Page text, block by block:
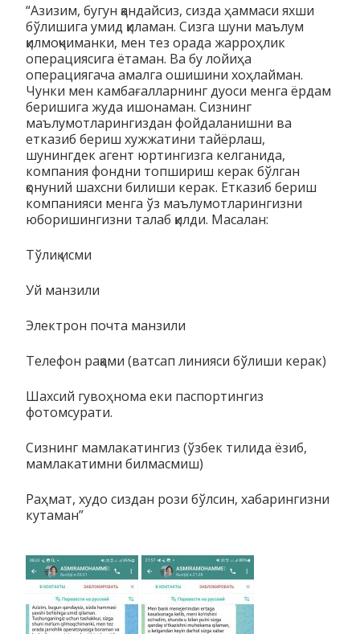
“Азизим, бугун қандайсиз, сизда ҳаммаси яхши
бўлишига умид қиламан. Сизга шуни маълум
қилмоқчиманки, мен тез орада жарроҳлик
операциясига ётаман. Ва бу лойиҳа
операциягача амалга ошишини хоҳлайман.
Чунки мен камбағалларнинг дуоси менга ёрдам
беришига жуда ишонаман. Сизнинг
маълумотларингиздан фойдаланишни ва
етказиб бериш хужжатини тайёрлаш,
шунингдек агент юртингизга келганида,
компания фондни топшириш керак бўлган
қонуний шахсни билиши керак. Етказиб бериш
компанияси менга ўз маълумотларингизни
юборишингизни талаб қилди. Масалан:
Тўлиқ исми
Уй манзили
Электрон почта манзили
Телефон рақами (ватсап линияси бўлиши керак)
Шахсий гувоҳнома еки паспортингиз
фотомсурати.
Сизнинг мамлакатингиз (ўзбек тилида ёзиб,
мамлакатимни билмасмиш)
Раҳмат, худо сиздан рози бўлсин, хабарингизни
кутаман”